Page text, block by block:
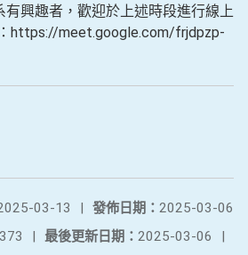
有興趣者，歡迎於上述時段進行線上
https://meet.google.com/frjdpzp-
發佈日期： 2025-03-06
03-13
|
最後更新日期： 2025-03-06 |
373 |